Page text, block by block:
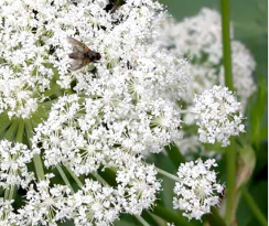
i
a
u
n
'
e
m
a
i